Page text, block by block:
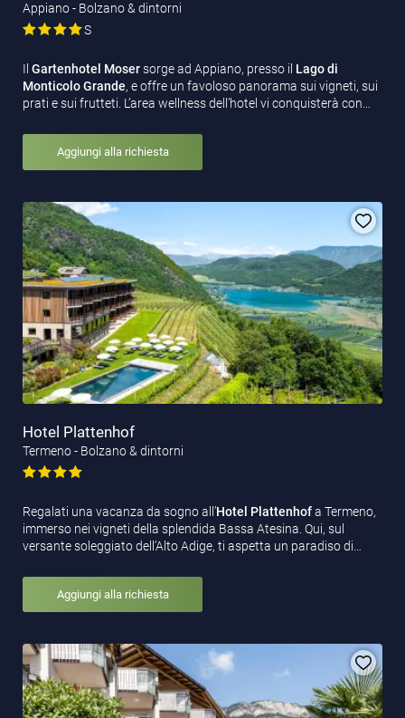
Appiano - Bolzano & dintorni
S
Il Gartenhotel Mosersorge ad Appiano, presso il Lago di
Monticolo Grande, e offre un favoloso panorama sui vigneti, sui
prati e sui frutteti. L’area wellness dell’hotel vi conquisterà con…
Aggiungi alla richiesta
Hotel Plattenhof
Termeno - Bolzano & dintorni
Regalati una vacanza da sogno all’Hotel Plattenhofa Termeno,
immerso nei vigneti della splendida Bassa Atesina. Qui, sul
versante soleggiato dell’Alto Adige, ti aspetta un paradiso di…
Aggiungi alla richiesta